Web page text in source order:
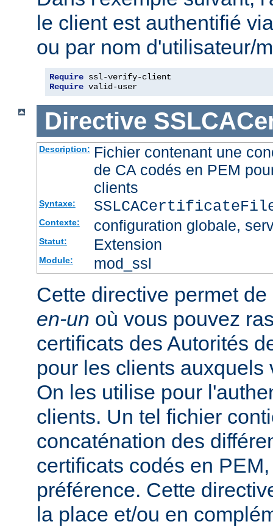
le client est authentifié
ou par nom d'utilisateur/
Require
Require valid-user
Directive
Description: Fichier contenant une
de CA codés en PEM
clients
Syntaxe:
Contexte: configuration globale,
Statut: Extension
Module: mod_ssl
Cette directive permet
en-un où vous pouvez
certificats des Autorités
pour les clients auxquels
On les utilise pour
clients. Un tel fichier
concaténation des
certificats codés en
préférence. Cette
la place et/ou en